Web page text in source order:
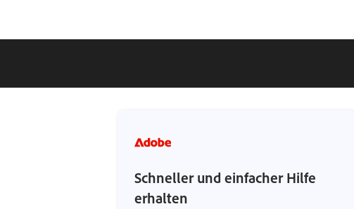
Schneller und einfacher Hilfe
erhalten